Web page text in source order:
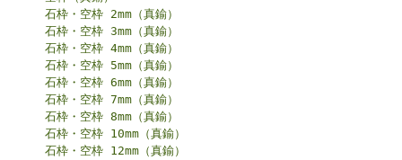
石枠・空枠 2mm（真鍮）
石枠・空枠 3mm（真鍮）
石枠・空枠 4mm（真鍮）
石枠・空枠 5mm（真鍮）
石枠・空枠 6mm（真鍮）
石枠・空枠 7mm（真鍮）
石枠・空枠 8mm（真鍮）
石枠・空枠 10mm（真鍮）
石枠・空枠 12mm（真鍮）